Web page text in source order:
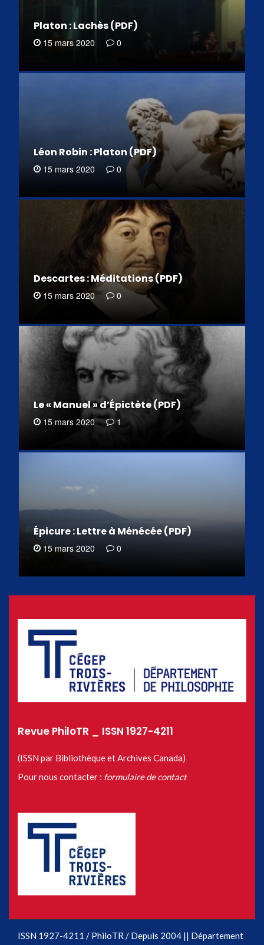
Platon : Lachès (PDF)
15 mars 2020 0
Léon Robin : Platon (PDF)
15 mars 2020 0
Descartes : Méditations (PDF)
15 mars 2020 0
Le « Manuel » d’Épictète (PDF)
15 mars 2020 1
Épicure : Lettre à Ménécée (PDF)
15 mars 2020 0
Revue PhiloTR _ ISSN 1927-4211
(ISSN par Bibliothèque et Archives Canada)
Pour nous contacter : formulaire de contact
ISSN 1927-4211 / PhiloTR / Depuis 2004 || Département